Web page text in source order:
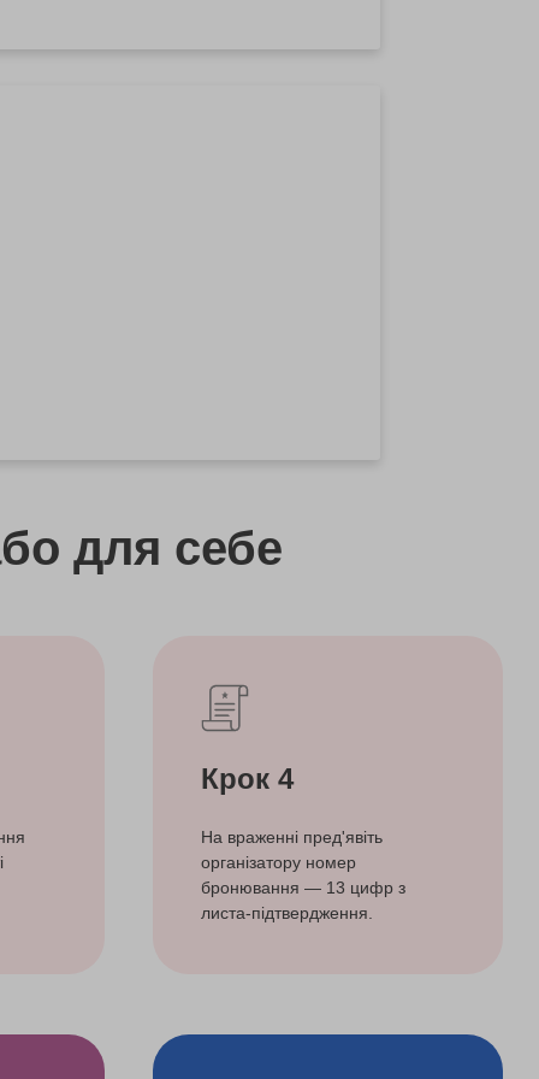
для себе
Крок 4
На враженні пред'явіть
організатору номер
бронювання — 13 цифр з
листа-підтвердження.